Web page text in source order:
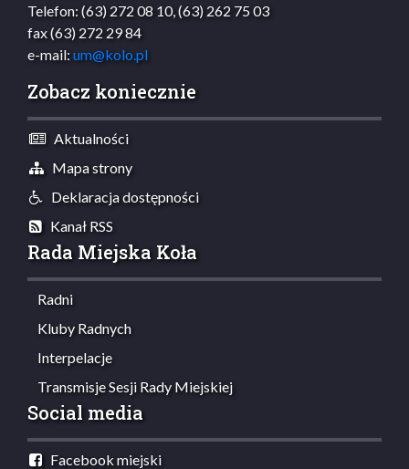
Telefon: (63) 272 08 10, (63) 262 75 03
fax (63) 272 29 84
e-mail: um@kolo.pl
Zobacz koniecznie
Aktualności
Mapa strony
Deklaracja dostępności
Kanał RSS
Rada Miejska Koła
Radni
Kluby Radnych
Interpelacje
Transmisje Sesji Rady Miejskiej
Social media
Facebook miejski